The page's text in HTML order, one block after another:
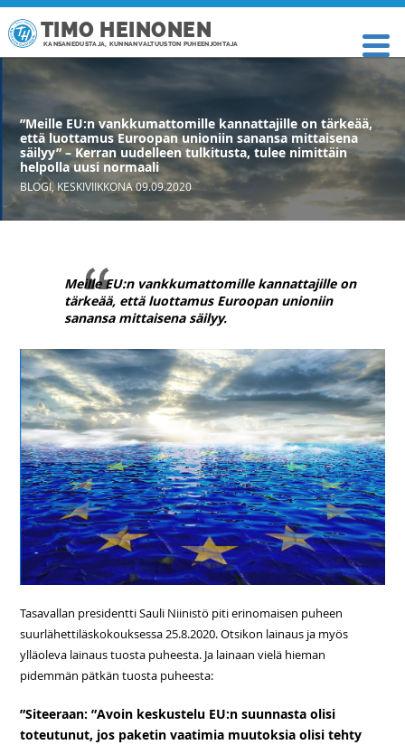
TIMO HEINONEN
KANSANEDUSTAJA, KUNNANVALTUUSTON PUHEENJOHTAJA
”Meille EU:n vankkumattomille kannattajille on tärkeää,
että luottamus Euroopan unioniin sanansa mittaisena
säilyy” – Kerran uudelleen tulkitusta, tulee nimittäin
helpolla uusi normaali
BLOGI,KESKIVIIKKONA 09.09.2020
Meille EU:n vankkumattomille kannattajille on
tärkeää, että luottamus Euroopan unioniin
sanansa mittaisena säilyy.
Tasavallan presidentti Sauli Niinistö piti erinomaisen puheen
suurlähettiläskokouksessa 25.8.2020. Otsikon lainaus ja myös
ylläoleva lainaus tuosta puheesta. Ja lainaan vielä hieman
pidemmän pätkän tuosta puheesta:
”Siteeraan: ”Avoin keskustelu EU:n suunnasta olisi
toteutunut, jos paketin vaatimia muutoksia olisi tehty